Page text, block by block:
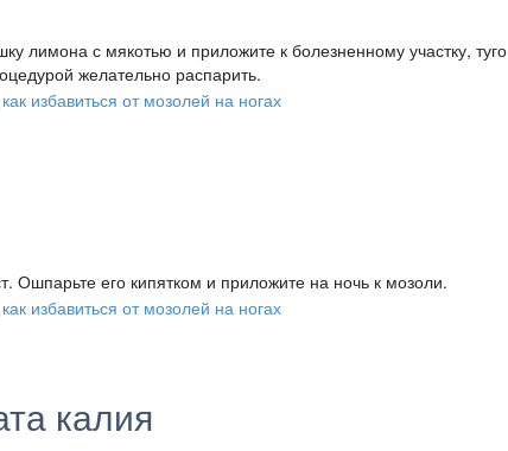
лимона с мякотью и приложите к болезненному участку, туго
желательно распарить.
Ошпарьте его кипятком и приложите на ночь к мозоли.
калия